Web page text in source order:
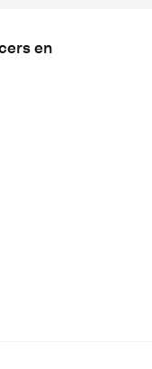
en